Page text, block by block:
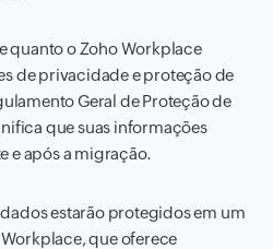
quanto o Zoho Workplace
de privacidade e proteção de
Geral de Proteção de
que suas informações
e após a migração.
estarão protegidos em um
que oferece